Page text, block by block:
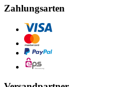
Zahlungsarten